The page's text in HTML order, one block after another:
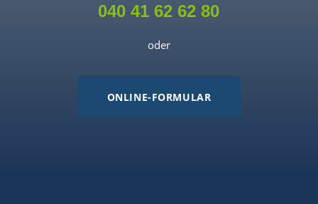
040 41 62 62 80
oder
ONLINE-FORMULAR